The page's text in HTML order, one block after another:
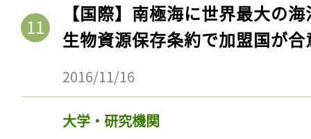
【国際】南極海に世界最大の
生物資源保存条約で加盟国が合
2016/11/16
大学・研究機関